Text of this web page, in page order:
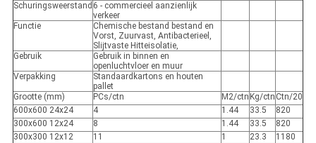
Schuringsweerstand 6 - commercieel aanzienlijk
verkeer
Functie
Chemische bestand bestand en
Vorst, Zuurvast, Antibacterieel,
Slijtvaste Hitteisolatie,
Gebruik
Gebruik in binnen en
openluchtvloer en muur
Verpakking
Standaardkartons en houten
pallet
Grootte (mm)
PCs/ctn M2/ctn Kg/ctn Ctn/20
600x600 24x24
4 1.44 33.5
820
300x600 12x24
8 1.44 33.5
820
300x300 12x12
11 1 23.3 1180